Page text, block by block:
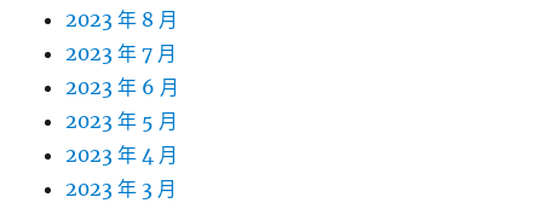
2023 年 8 月
2023 年 7 月
2023 年 6 月
2023 年 5 月
2023 年 4 月
2023 年 3 月